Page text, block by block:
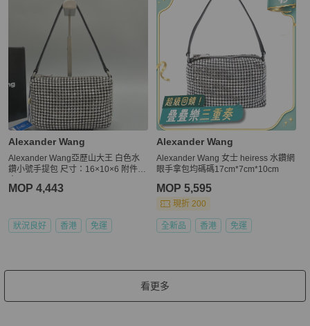
Alexander Wang
Alexander Wang亞歷山大王 白色水
鑽小號手提包 尺寸：16×10×6 附件：
MOP 4,443
狀況良好 香港 免運
Alexander Wang
Alexander Wang 女士 heiress 水鑽網
眼手拿包均碼碼17cm*7cm*10cm
MOP 5,595
現折 200
全新品 香港 免運
看更多